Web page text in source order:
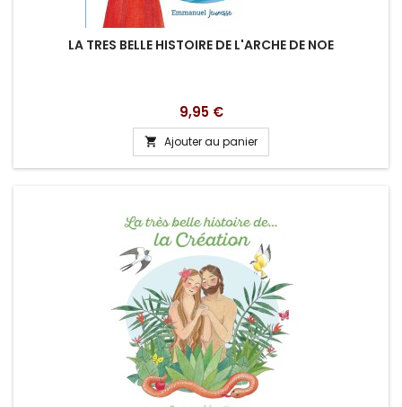
LA TRES BELLE HISTOIRE DE L'ARCHE DE NOE
Prix
9,95 €
 Ajouter au panier